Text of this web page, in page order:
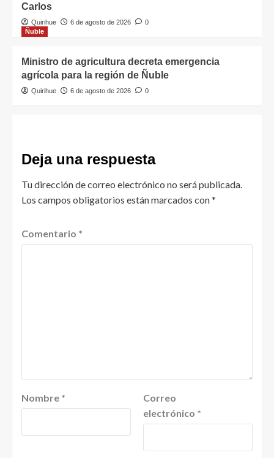
Carlos
Quirihue 6 de agosto de 2026
0
Ñuble
Ministro de agricultura decreta emergencia
agrícola para la región de Ñuble
Quirihue 6 de agosto de 2026 0
Deja una respuesta
Tu dirección de correo electrónico no será publicada.
Los campos obligatorios están marcados con*
Comentario *
Nombre *
Correo
electrónico *